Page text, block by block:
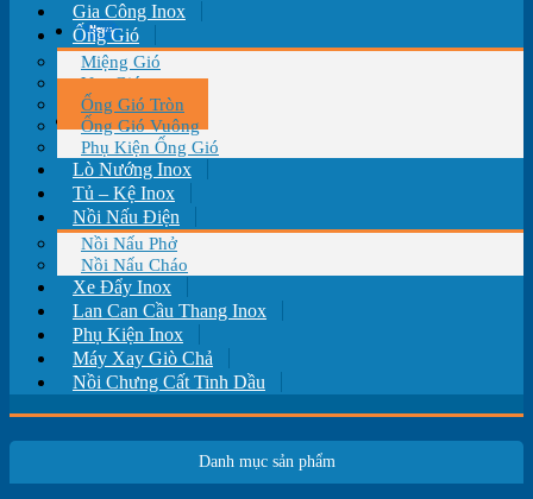
Tin tức
Liên hệ
Gia Công Inox
Ống Gió
Miệng Gió
Van Gió
Ống Gió Tròn
Ống Gió Vuông
Phụ Kiện Ống Gió
Lò Nướng Inox
Tủ – Kệ Inox
Nồi Nấu Điện
Nồi Nấu Phở
Nồi Nấu Cháo
Xe Đẩy Inox
Lan Can Cầu Thang Inox
Phụ Kiện Inox
Máy Xay Giò Chả
Nồi Chưng Cất Tinh Dầu
Danh mục sản phẩm